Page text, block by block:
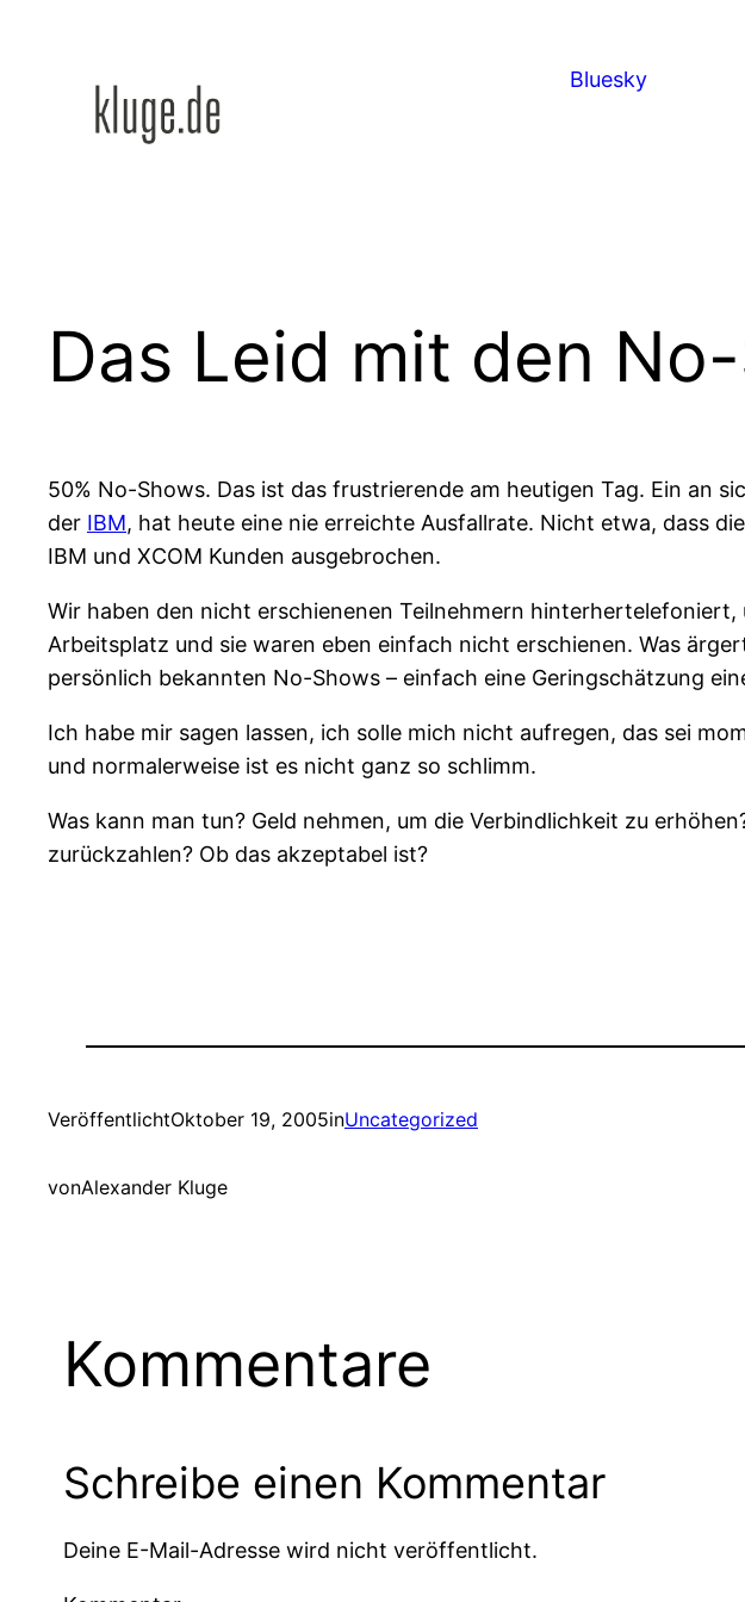
springen
Bluesky
Das Leid mit den
50% No-Shows. Das ist das frustrierende am heutigen Tag. Ein an
der IBM, hat heute eine nie erreichte Ausfallrate. Nicht etwa, dass
IBM und XCOM Kunden ausgebrochen.
Wir haben den nicht erschienenen Teilnehmern
Arbeitsplatz und sie waren eben einfach nicht erschienen. Was
persönlich bekannten No-Shows – einfach eine Geringschätzung
Ich habe mir sagen lassen, ich solle mich nicht aufregen, das sei
und normalerweise ist es nicht ganz so schlimm.
Was kann man tun? Geld nehmen, um die Verbindlichkeit zu
zurückzahlen? Ob das akzeptabel ist?
VeröffentlichtOktober 19, 2005inUncategorized
vonAlexander Kluge
Kommentare
Schreibe einen Kommentar
Deine E-Mail-Adresse wird nicht veröffentlicht.